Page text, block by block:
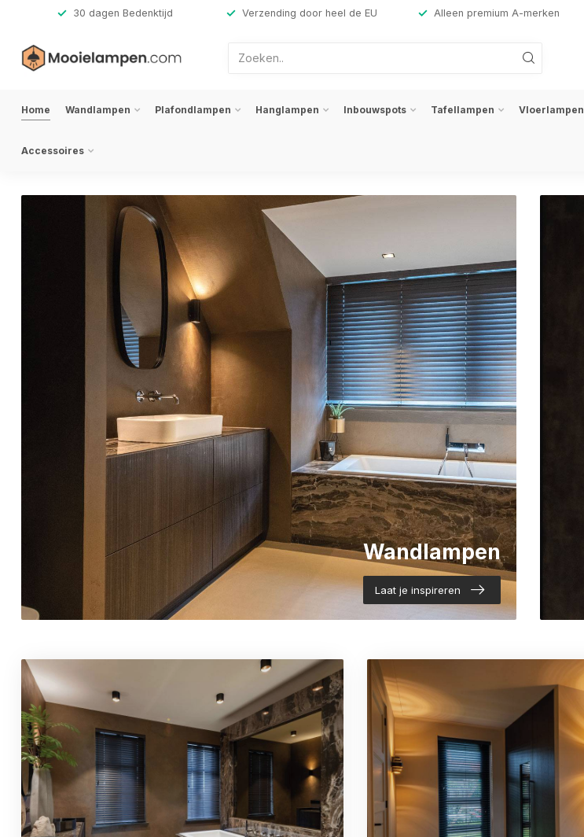
30 dagen Bedenktijd Verzending door heel de EU Alleen premium A-merken
Home Wandlampen Plafondlampen Hanglampen Inbouwspots Tafellampen Vloerlampen
Accessoires
Wandlampen
Laat je inspireren